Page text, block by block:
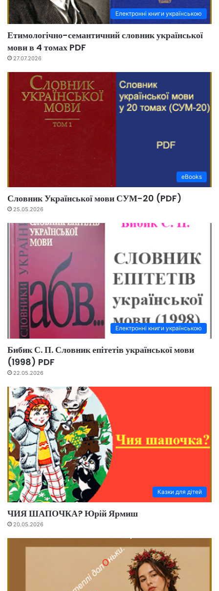
Електронні книги українською
Етимологічно-семантичний словник української
мови в 4 томах PDF
27.07.2026
eBooks
Словник Української мови СУМ-20 (PDF)
25.05.2026
Електронні книги українською
Бибик С. П. Словник епітетів української мови
(1998) PDF
22.05.2026
Казки для дітей
ЧИЯ ШАПОЧКА? Юрій Ярмиш
20.05.2026